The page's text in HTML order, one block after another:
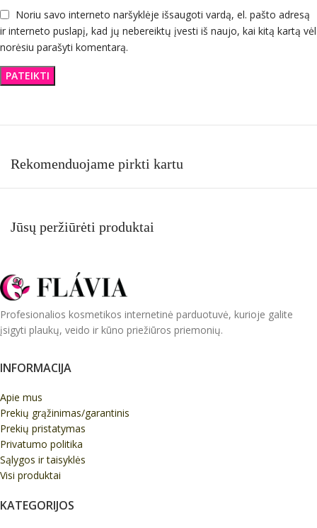
Noriu savo interneto naršyklėje išsaugoti vardą, el. pašto adresą
ir interneto puslapį, kad jų nebereiktų įvesti iš naujo, kai kitą kartą vėl
norėsiu parašyti komentarą.
Rekomenduojame pirkti kartu
Jūsų peržiūrėti produktai
Profesionalios kosmetikos internetinė parduotuvė, kurioje galite
įsigyti plaukų, veido ir kūno priežiūros priemonių.
INFORMACIJA
Apie mus
Prekių grąžinimas/garantinis
Prekių pristatymas
Privatumo politika
Sąlygos ir taisyklės
Visi produktai
KATEGORIJOS